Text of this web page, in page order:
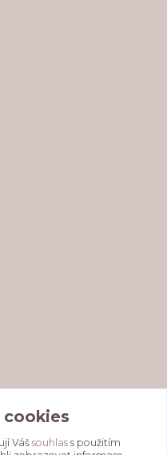
cookies
Váš souhlass použitím